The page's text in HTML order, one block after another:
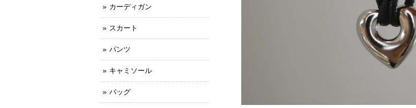
カーディガン
スカート
パンツ
キャミソール
バッグ